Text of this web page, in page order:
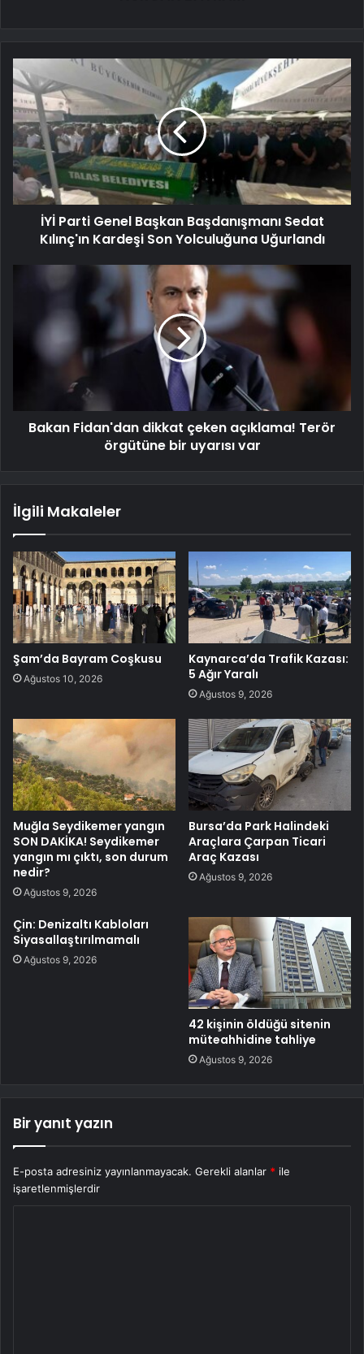
İYİ Parti Genel Başkan Başdanışmanı Sedat
Kılınç'ın Kardeşi Son Yolculuğuna Uğurlandı
Bakan Fidan'dan dikkat çeken açıklama! Terör
örgütüne bir uyarısı var
İlgili Makaleler
Şam’da Bayram Coşkusu
Ağustos 10, 2026
Kaynarca’da Trafik Kazası:
5 Ağır Yaralı
Ağustos 9, 2026
Muğla Seydikemer yangın
SON DAKİKA! Seydikemer
yangın mı çıktı, son durum
nedir?
Ağustos 9, 2026
Bursa’da Park Halindeki
Araçlara Çarpan Ticari
Araç Kazası
Ağustos 9, 2026
Çin: Denizaltı Kabloları
Siyasallaştırılmamalı
Ağustos 9, 2026
42 kişinin öldüğü sitenin
müteahhidine tahliye
Ağustos 9, 2026
Bir yanıt yazın
E-posta adresiniz yayınlanmayacak. Gerekli alanlar * ile
işaretlenmişlerdir